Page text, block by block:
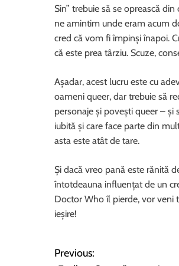
Sin” trebuie să se oprească
ne amintim unde eram acum
cred că vom fi împinși înapoi.
că este prea târziu. Scuze,
Așadar, acest lucru este cu
oameni queer, dar trebuie să
personaje și povești queer – și
iubită și care face parte din
asta este atât de tare.
Și dacă vreo pană este rănită
întotdeauna influențat de un
Doctor Who îl pierde, vor veni
ieșire!
N
Previous: